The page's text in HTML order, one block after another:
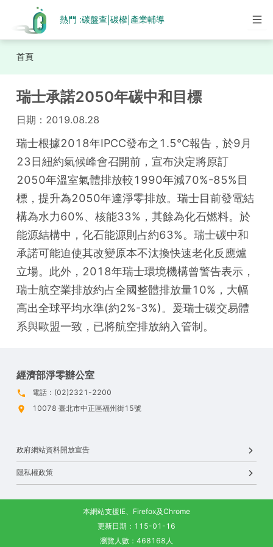
熱門 :碳盤查 碳權| 產業輔導
首頁
瑞士承諾2050年碳中和目標
日期： 2019.08.28
瑞士根據2018年IPCC發布之1.5℃報告，於9月
23日紐約氣候峰會召開前，宣布決定將原訂
2050年溫室氣體排放較1990年減70%-85%目
標，提升為2050年達淨零排放。瑞士目前發電結
構為水力60%、核能33%，其餘為化石燃料。於
能源結構中，化石能源則占約63%。瑞士碳中和
承諾可能迫使其改變原本不汰換快速老化反應爐
立場。此外，2018年瑞士環境機構曾警告表示，
瑞士航空業排放約占全國整體排放量10%，大幅
高出全球平均水準(約2%-3%)。爰瑞士碳交易體
系與歐盟一致，已將航空排放納入管制。
經濟部淨零辦公室
電話：(02)2321-2200
10078 臺北市中正區福州街15號
政府網站資料開放宣告
隱私權政策
本網站支援IE、Firefox及Chrome
更新日期：115-01-16
瀏覽人數：468168人